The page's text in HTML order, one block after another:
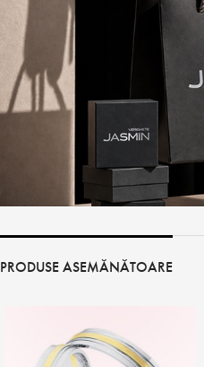
PRODUSE ASEMĂNĂTOARE